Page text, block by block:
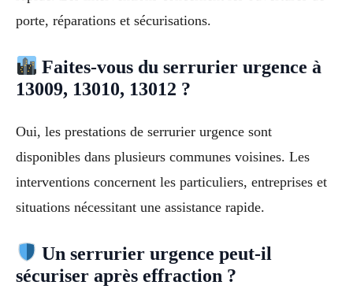
porte, réparations et sécurisations.
Faites-vous du serrurier urgence à
13009, 13010, 13012 ?
Oui, les prestations de serrurier urgence sont
disponibles dans plusieurs communes voisines. Les
interventions concernent les particuliers, entreprises et
situations nécessitant une assistance rapide.
Un serrurier urgence peut-il
sécuriser après effraction ?